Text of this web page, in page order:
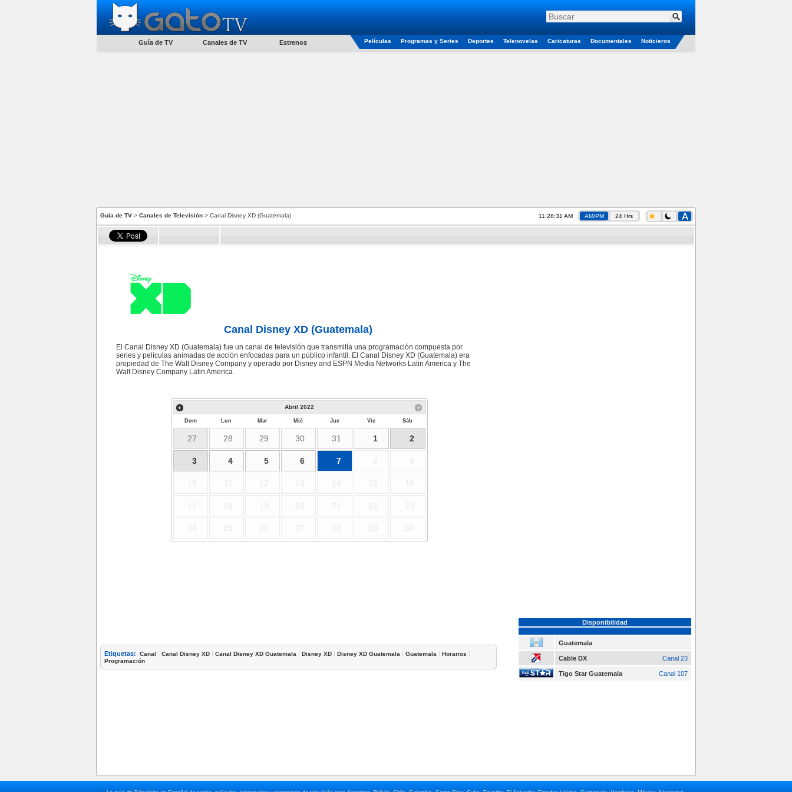
Guía de TV Canales de TV Estrenos Películas Programas y Series Deportes Telenovelas Caricaturas Documentales Noticieros
Guía de TV > Canales de Televisión > Canal Disney XD (Guatemala) 11:28:31 AM AM/PM 24 Hrs
Canal Disney XD (Guatemala)
El Canal Disney XD (Guatemala) fue un canal de televisión que transmitía una programación compuesta por
series y películas animadas de acción enfocadas para un público infantil. El Canal Disney XD (Guatemala) era
propiedad de The Walt Disney Company y operado por Disney and ESPN Media Networks Latin America y The
Walt Disney Company Latin America.
Abril 2022
Dom Lun Mar Mié Jue Vie Sáb
27 28 29 30 31 1 2
3 4 5 6 7
Etiquetas: Canal | Canal Disney XD | Canal Disney XD Guatemala | Disney XD | Disney XD Guatemala | Guatemala | Horarios |
Programación
Disponibilidad
Guatemala
Cable DX Canal 23
Tigo Star Guatemala Canal 107